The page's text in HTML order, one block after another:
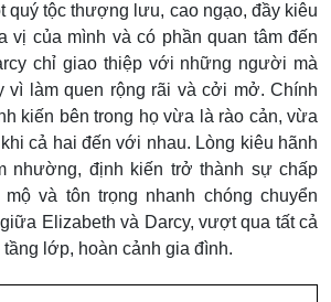
quý tộc thượng lưu, cao ngạo, đầy kiêu
vị của mình và có phần quan tâm đến
chỉ giao thiệp với những người mà
vì làm quen rộng rãi và cởi mở. Chính
kiến bên trong họ vừa là rào cản, vừa
cả hai đến với nhau. Lòng kiêu hãnh
nhường, định kiến ​​trở thành sự chấp
và tôn trọng nhanh chóng chuyển
Elizabeth và Darcy, vượt qua tất cả
lớp, hoàn cảnh gia đình.